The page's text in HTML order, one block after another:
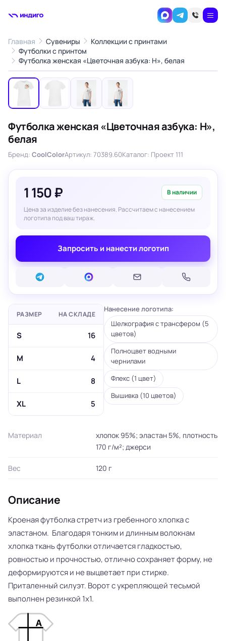
Главная Сувениры
Коллекции с принтами
Футболки с принтом
Футболка женская «Цветочная азбука: Н», белая
‹ ›
Футболка женская «Цветочная азбука: Н»,
белая
Бренд: CoolColorАртикул: 70389.60Каталог: Проект 111
1 150 ₽ В наличии
Цена за изделие без нанесения. Рассчитаем с нанесением
логотипа под ваш тираж.
Запросить и нанести логотип
РАЗМЕР НА СКЛАДЕ
S 16
M 4
L 8
XL 5
Нанесение логотипа:
Шелкография с трансфером (5
цветов)
Полноцвет водными
чернилами
Флекс (1 цвет)
Вышивка (10 цветов)
Материал
хлопок 95%; эластан 5%, плотность
170 г/м²; джерси
Вес 120 г
Описание
Кроеная футболка стретч из гребенного хлопка с
эластаном. Благодаря тонким и длинным волокнам
хлопка ткань футболки отличается гладкостью,
ровностью и прочностью, отлично сохраняет форму, не
деформируются и не выцветает при стирке.
Приталенный силуэт. Ворот с укрепляющей тесьмой
выполнен резинкой 1x1.